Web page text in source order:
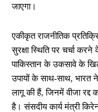
जाएगा।
एकीकृत राजनीतिक
सुरक्षा स्थिति पर चर्चा
पाकिस्तान के उकसावे के
उपायों के साथ-साथ, भारत
लागू की हैं, जिनमें वीजा
है। संसदीय कार्य मंत्री